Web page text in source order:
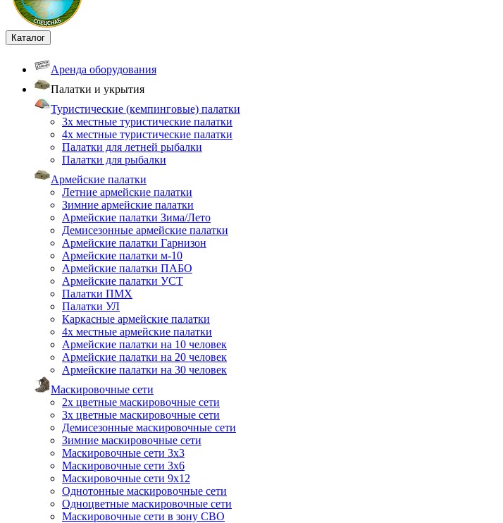
Каталог
Аренда оборудования
Палатки и укрытия
Туристические (кемпинговые) палатки
3х местные туристические палатки
4х местные туристические палатки
Палатки для летней рыбалки
Палатки для рыбалки
Армейские палатки
Летние армейские палатки
Зимние армейские палатки
Армейские палатки Зима/Лето
Демисезонные армейские палатки
Армейские палатки Гарнизон
Армейские палатки м-10
Армейские палатки ПАБО
Армейские палатки УСТ
Палатки ПМХ
Палатки УЛ
Каркасные армейские палатки
4х местные армейские палатки
Армейские палатки на 10 человек
Армейские палатки на 20 человек
Армейские палатки на 30 человек
Маскировочные сети
2х цветные маскировочные сети
3х цветные маскировочные сети
Демисезонные маскировочные сети
Зимние маскировочные сети
Маскировочные сети 3х3
Маскировочные сети 3х6
Маскировочные сети 9х12
Однотонные маскировочные сети
Одноцветные маскировочные сети
Маскировочные сети в зону СВО